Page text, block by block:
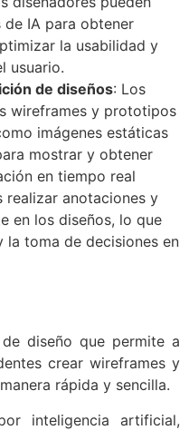
IA para obtener
la usabilidad y
usuario.
de diseños: Los
wireframes y prototipos
imágenes estáticas
mostrar y obtener
en tiempo real
realizar anotaciones y
en los diseños, lo que
toma de decisiones en
diseño que permite a
crear wireframes y
rápida y sencilla.
inteligencia artificial,